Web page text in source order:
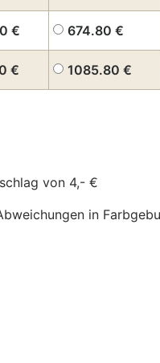
€ 674.80 €
€ 1085.80 €
von 4,- €
in